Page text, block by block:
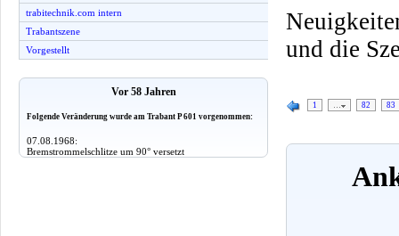
trabitechnik.com intern
Trabantszene
Vorgestellt
Vor 58 Jahren
Folgende Veränderung wurde am Trabant P 601 vorgenommen:
07.08.1968:
Bremstrommelschlitze um 90° versetzt
und die
1 82 83